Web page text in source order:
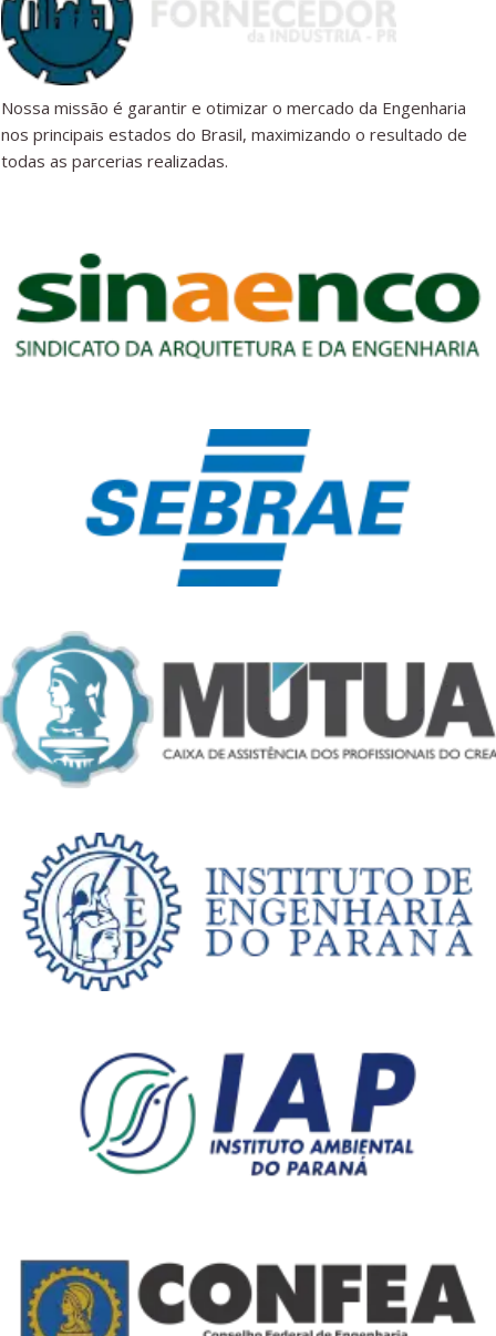
Nossa missão é garantir e otimizar o mercado da Engenharia
nos principais estados do Brasil, maximizando o resultado de
todas as parcerias realizadas.